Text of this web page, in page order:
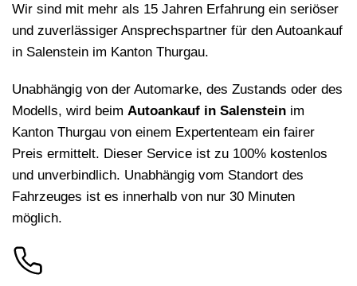
Wir sind mit mehr als 15 Jahren Erfahrung ein seriöser
und zuverlässiger Ansprechspartner für den Autoankauf
in Salenstein im Kanton Thurgau.
Unabhängig von der Automarke, des Zustands oder des
Modells, wird beim Autoankauf in Salenstein im
Kanton Thurgau von einem Expertenteam ein fairer
Preis ermittelt. Dieser Service ist zu 100% kostenlos
und unverbindlich. Unabhängig vom Standort des
Fahrzeuges ist es innerhalb von nur 30 Minuten
möglich.